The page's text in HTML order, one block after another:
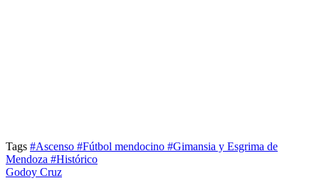
Tags #Ascenso #Fútbol mendocino #Gimansia y Esgrima de
Mendoza #Histórico
Godoy Cruz